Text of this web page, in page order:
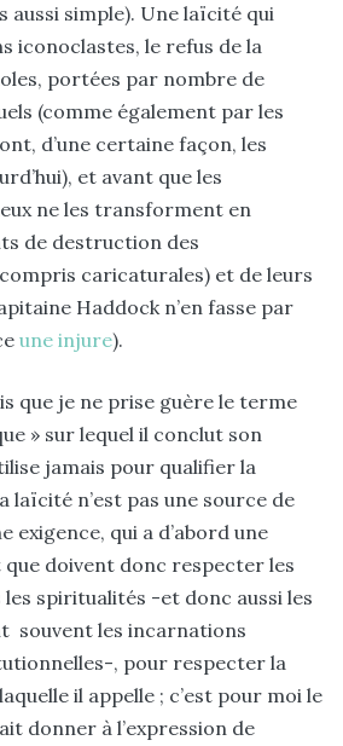
aussi simple). Une laïcité qui
iconoclastes, le refus de la
portées par nombre de
(comme également par les
d’une certaine façon, les
et avant que les
ne les transforment en
de destruction des
caricaturales) et de leurs
Haddock n’en fasse par
une injure).
que je ne prise guère le terme
» sur lequel il conclut son
jamais pour qualifier la
laïcité n’est pas une source de
exigence, qui a d’abord une
doivent donc respecter les
spiritualités -et donc aussi les
souvent les incarnations
, pour respecter la
il appelle ; c’est pour moi le
donner à l’expression de